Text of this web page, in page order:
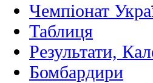
Чемпіонат
Таблиця
Результати,
Бомбардири